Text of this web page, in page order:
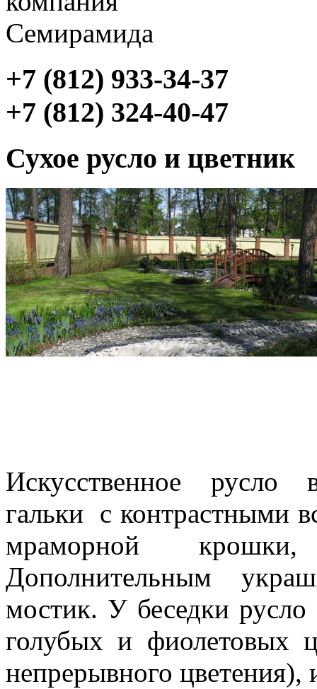
+7 (812) 933-34-37
+7 (812) 324-40-47
Сухое русло и цветник
Искусственное русло
гальки с контрастными
мраморной
Дополнительным
мостик. У беседки русло
голубых и фиолетовых
непрерывного